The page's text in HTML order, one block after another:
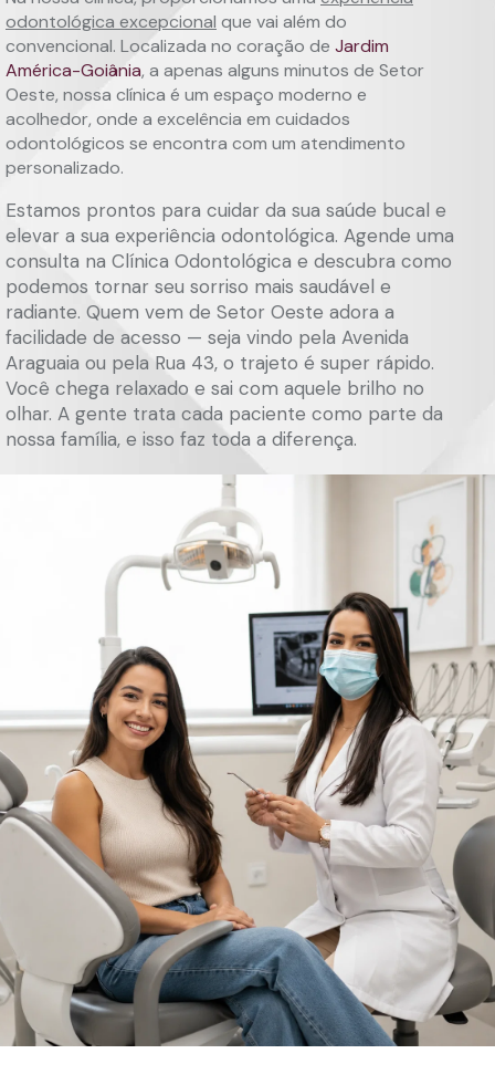
odontológica excepcional que vai além do
convencional. Localizada no coração de Jardim
América-Goiânia, a apenas alguns minutos de Setor
Oeste, nossa clínica é um espaço moderno e
acolhedor, onde a excelência em cuidados
odontológicos se encontra com um atendimento
personalizado.
Estamos prontos para cuidar da sua saúde bucal e
elevar a sua experiência odontológica. Agende uma
consulta na Clínica Odontológica e descubra como
podemos tornar seu sorriso mais saudável e
radiante. Quem vem de Setor Oeste adora a
facilidade de acesso — seja vindo pela Avenida
Araguaia ou pela Rua 43, o trajeto é super rápido.
Você chega relaxado e sai com aquele brilho no
olhar. A gente trata cada paciente como parte da
nossa família, e isso faz toda a diferença.